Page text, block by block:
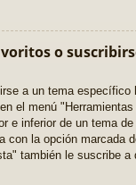
o
a un tema específico
el menú
e inferior de un tema
con la opción marcada
también le suscribe a